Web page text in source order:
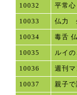
10032 平常
10033 仏力
10034 毒舌
10035 ルイ
10036 週刊
10037 親子